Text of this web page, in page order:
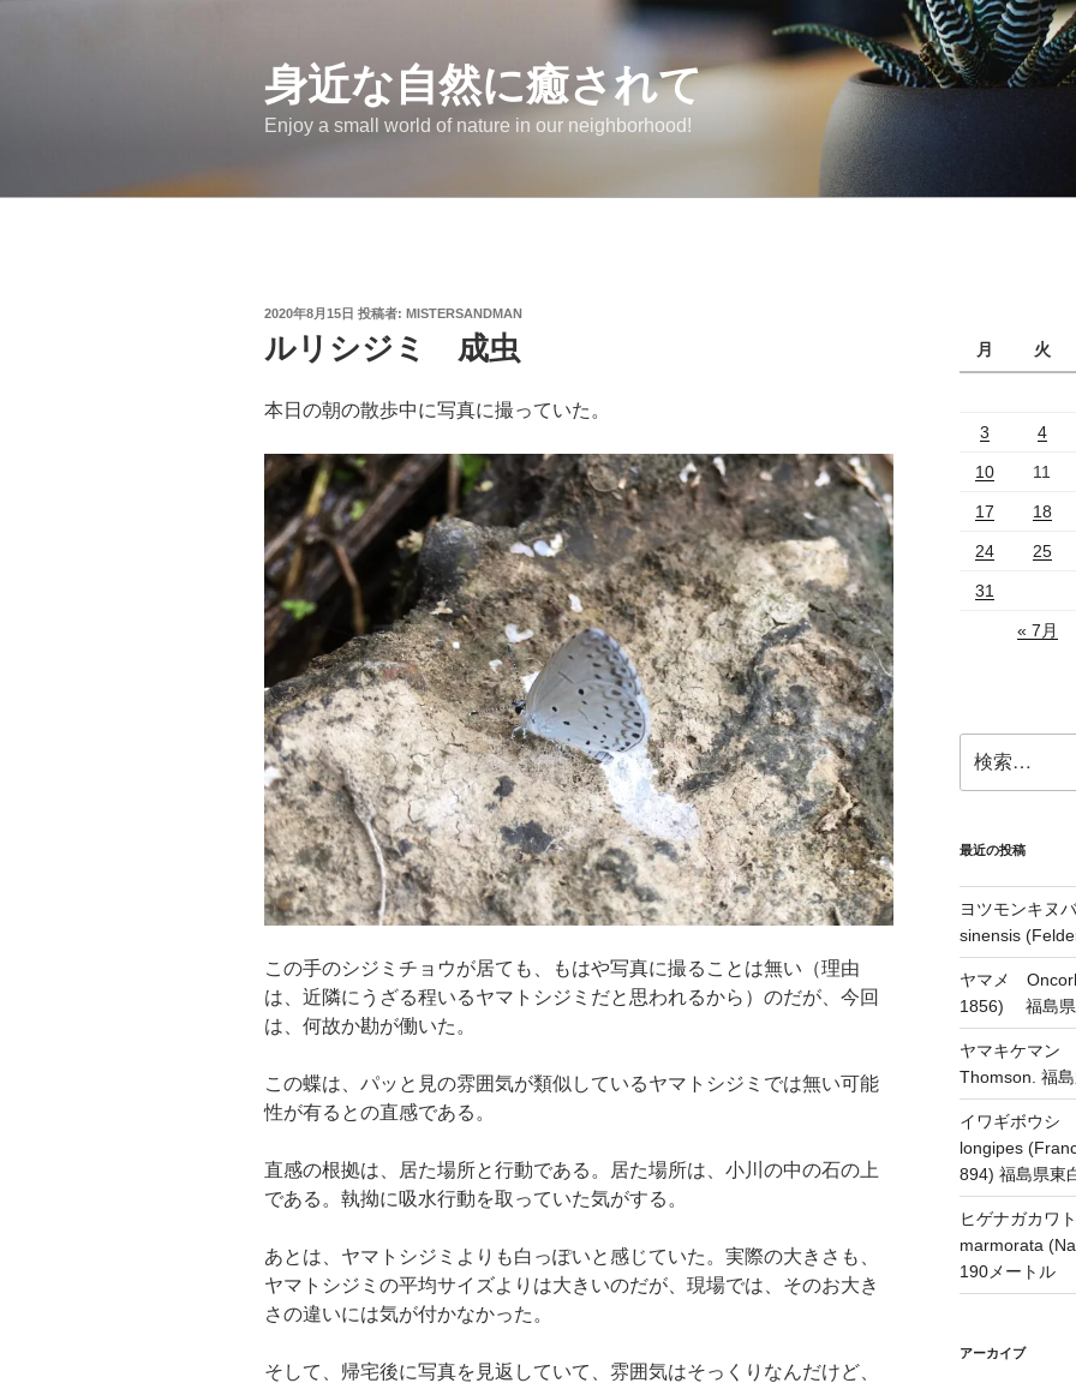
身近な自然に癒されて
Enjoy a small world of nature in our neighborhood!
投
日:
2020年8月15日 投稿者: MISTERSANDMAN
ルリシジミ 成虫
本日の朝の散歩中に写真に撮っていた。
この手のシジミチョウが居ても、もはや写真に撮ることは無い（理由
は、近隣にうざる程いるヤマトシジミだと思われるから）のだが、今回
は、何故か勘が働いた。
この蝶は、パッと見の雰囲気が類似しているヤマトシジミでは無い可能
性が有るとの直感である。
直感の根拠は、居た場所と行動である。居た場所は、小川の中の石の上
である。執拗に吸水行動を取っていた気がする。
あとは、ヤマトシジミよりも白っぽいと感じていた。実際の大きさも、
ヤマトシジミの平均サイズよりは大きいのだが、現場では、そのお大き
さの違いには気が付かなかった。
そして、帰宅後に写真を見返していて、雰囲気はそっくりなんだけど、
月
火
3 4
10 11
17 18
24 25
31
« 7月
索:
最近の投稿
ヨツモンキ
sinensis
ヤマメ
1856) 福島
ヤマキケマン
Thomson. 福
イワギボウシ
longipes
894) 福島県東
ヒゲナガカワ
marmorata
190メートル
アーカイブ